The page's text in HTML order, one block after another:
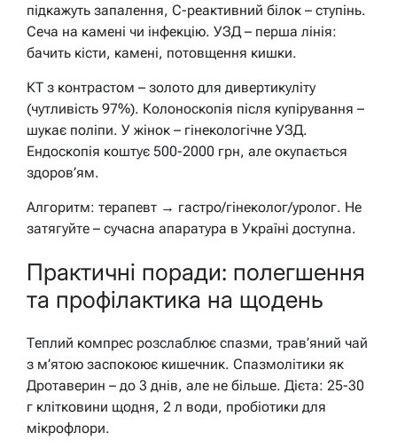
підкажуть запалення, С-реактивний білок – ступінь.
Сеча на камені чи інфекцію. УЗД – перша лінія:
бачить кісти, камені, потовщення кишки.
КТ з контрастом – золото для дивертикуліту
(чутливість 97%). Колоноскопія після купірування –
шукає поліпи. У жінок – гінекологічне УЗД.
Ендоскопія коштує 500-2000 грн, але окупається
здоров’ям.
Алгоритм: терапевт → гастро/гінеколог/уролог. Не
затягуйте – сучасна апаратура в Україні доступна.
Практичні поради: полегшення
та профілактика на щодень
Теплий компрес розслаблює спазми, трав’яний чай
з м’ятою заспокоює кишечник. Спазмолітики як
Дротаверин – до 3 днів, але не більше. Дієта: 25-30
г клітковини щодня, 2 л води, пробіотики для
мікрофлори.